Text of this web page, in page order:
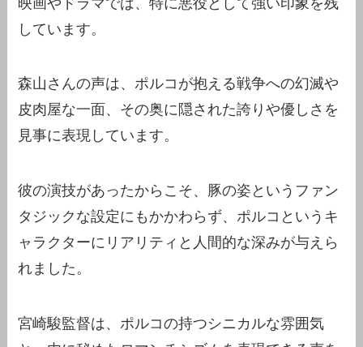
しています。
森山さんの声は、ポルコが抱える戦争への幻滅や
皮肉屋な一面、その奥に隠された誇りや優しさを
見事に表現しています。
彼の演技があったからこそ、豚の姿というファン
タジックな設定にもかかわらず、ポルコというキ
ャラクターにリアリティと人間的な深みが与えら
れました。
宮崎駿監督は、ポルコの持つシニカルな雰囲気